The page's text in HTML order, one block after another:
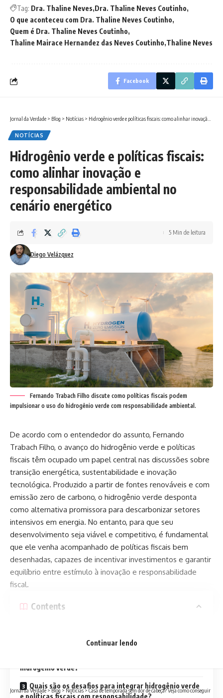
Tag: Dra. Thaline Neves Dra. Thaline Neves Coutinho
O que aconteceu com Dra. Thaline Neves Coutinho
Quem é Dra. Thaline Neves Coutinho
Thaline Mairace Hernandez das Neves Coutinho Thaline Neves
Facebook
Jornal da Verdade > Blog > Notícias > Hidrogênio verde e políticas fiscais: como alinhar inovação e responsabilidade ambiental no cenário energético
NOTÍCIAS
Hidrogênio verde e políticas fiscais:
como alinhar inovação e
responsabilidade ambiental no
cenário energético
Diego Velázquez
5 Min de leitura
Fernando Trabach Filho discute como políticas fiscais podem
impulsionar o uso do hidrogênio verde com responsabilidade ambiental.
De acordo com o entendedor do assunto, Fernando
Trabach Filho, o avanço do hidrogênio verde e políticas
fiscais têm ocupado um papel central nas discussões sobre
transição energética, sustentabilidade e inovação
tecnológica. Produzido a partir de fontes renováveis e com
emissão zero de carbono, o hidrogênio verde desponta
como alternativa promissora para descarbonizar setores
intensivos em energia. No entanto, para que seu
desenvolvimento seja viável e competitivo, é fundamental
que ele venha acompanhado de políticas fiscais bem
desenhadas, capazes de incentivar investimentos e garantir
equilíbrio entre estímulo à inovação e responsabilidade
fiscal.
Contents
complementam na transição energética?
hidrogênio verde?
Quais são os desafios para integrar hidrogênio verde
e políticas fiscais com responsabilidade?
Continuar lendo
Jornal da Verdade>Blog >Notícias>Casa de temporada sem dor de cabeça? Veja como conseguir